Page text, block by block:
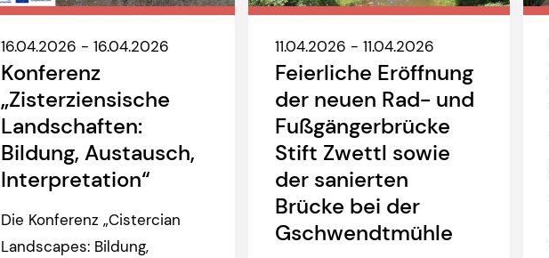
16.04.2026 - 16.04.2026
Konferenz
„Zisterziensische
Landschaften:
Bildung, Austausch,
Interpretation“
Die Konferenz „Cistercian
Landscapes: Bildung,
11.04.2026 - 11.04.2026
Feierliche Eröffnung
der neuen Rad- und
Fußgängerbrücke
Stift Zwettl sowie
der sanierten
Brücke bei der
Gschwendtmühle